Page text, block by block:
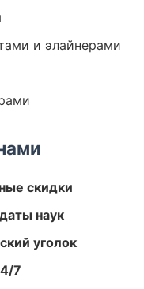
и элайнерами
скидки
наук
уголок
7